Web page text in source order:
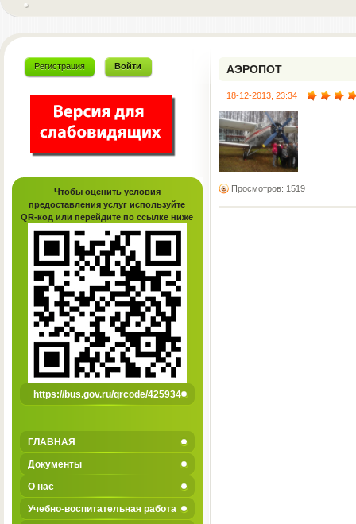
Регистрация Войти
Чтобы оценить условия
предоставления услуг используйте
QR-код или перейдите по ссылке ниже
https://bus.gov.ru/qrcode/425934
ГЛАВНАЯ
Документы
О нас
Учебно-воспитательная работа
АЭРОПОТ
18-12-2013, 23:34
Просмотров: 1519